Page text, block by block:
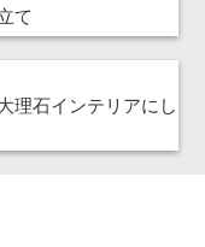
て
理石インテリアにし